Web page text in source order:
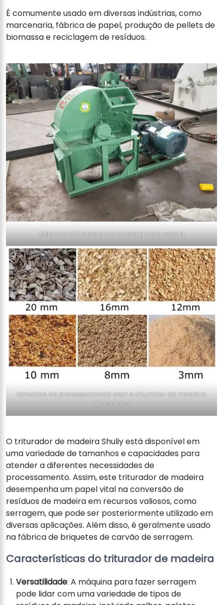
É comumente usado em diversas indústrias, como
marcenaria, fábrica de papel, produção de pellets de
biomassa e reciclagem de resíduos.
Máquina trituradora de madeira para venda
tamanho de processamento com o triturador de madeira
de martelo
O triturador de madeira Shuliy está disponível em
uma variedade de tamanhos e capacidades para
atender a diferentes necessidades de
processamento. Assim, este triturador de madeira
desempenha um papel vital na conversão de
resíduos de madeira em recursos valiosos, como
serragem, que pode ser posteriormente utilizado em
diversas aplicações. Além disso, é geralmente usado
na fábrica de briquetes de carvão de serragem.
Características do triturador de madeira
Versatilidade: A máquina para fazer serragem
pode lidar com uma variedade de tipos de